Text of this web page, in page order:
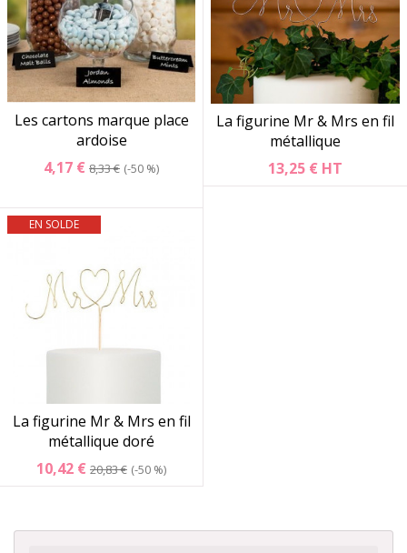
Les cartons marque place
ardoise
4,17 € 8,33 € -50 %
La figurine Mr & Mrs en fil
métallique
13,25 € HT
EN SOLDE
La figurine Mr & Mrs en fil
métallique doré
10,42 € 20,83 € -50 %